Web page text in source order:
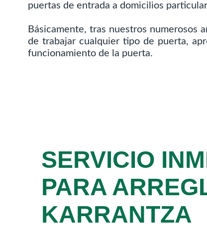
puertas de entrada a domicilios
Básicamente, tras nuestros numerosos
de trabajar cualquier tipo de puerta,
funcionamiento de la puerta.
SERVICIO
PARA
KARRANTZA